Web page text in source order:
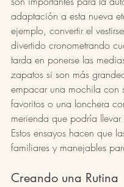
adaptación a esta nueva
ejemplo, convertir el
divertido cronometrando
tarda en ponerse las
zapatos si son más
empacar una mochila con
favoritos o una lonchera
merienda que podría
Estos ensayos hacen que
familiares y manejables
Creando una Rutina